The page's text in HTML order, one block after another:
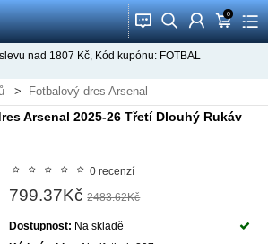
󰂱 󰂨 󰃳 0
󰃦 󰃖
slevu nad 1807 Kč, Kód kupónu: FOTBAL
Fotbalový dres Arsenal
Arsenal 2025-26 Třetí Dlouhý Rukáv
0 recenzí
799.37Kč 2483.62Kč
Dostupnost: Na skladě